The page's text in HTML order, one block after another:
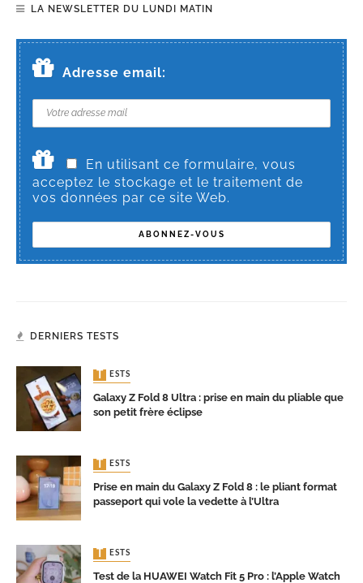
LA NEWSLETTER DU LUNDI MATIN
Adresse email:
En utilisant ce formulaire, vous
acceptez le stockage et le traitement de
vos données par ce site Web.
DERNIERS TESTS
TESTS
Galaxy Z Fold 8 Ultra : prise en main du pliable que
son petit frère éclipse
TESTS
Prise en main du Galaxy Z Fold 8 : le pliant format
passeport qui vole la vedette à l’Ultra
TESTS
Test de la HUAWEI Watch Fit 5 Pro : l’Apple Watch